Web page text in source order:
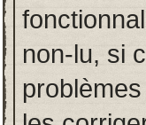
non-lu, si